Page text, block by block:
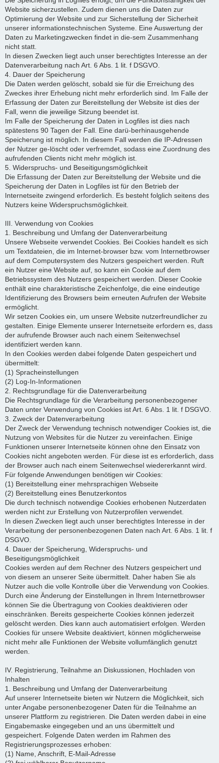
Website sicherzustellen. Zudem dienen uns die Daten zur
Optimierung der Website und zur Sicherstellung der Sicherheit
unserer informationstechnischen Systeme. Eine Auswertung der
Daten zu Marketingzwecken findet in die-sem Zusammenhang
nicht statt.
In diesen Zwecken liegt auch unser berechtigtes Interesse an der
Datenverarbeitung nach Art. 6 Abs. 1 lit. f DSGVO.
4. Dauer der Speicherung
Die Daten werden gelöscht, sobald sie für die Erreichung des
Zweckes ihrer Erhebung nicht mehr erforderlich sind. Im Falle der
Erfassung der Daten zur Bereitstellung der Website ist dies der
Fall, wenn die jeweilige Sitzung beendet ist.
Im Falle der Speicherung der Daten in Logfiles ist dies nach
spätestens 90 Tagen der Fall. Eine darü-berhinausgehende
Speicherung ist möglich. In diesem Fall werden die IP-Adressen
der Nutzer ge-löscht oder verfremdet, sodass eine Zuordnung des
aufrufenden Clients nicht mehr möglich ist.
5. Widerspruchs- und Beseitigungsmöglichkeit
Die Erfassung der Daten zur Bereitstellung der Website und die
Speicherung der Daten in Logfiles ist für den Betrieb der
Internetseite zwingend erforderlich. Es besteht folglich seitens des
Nutzers keine Widerspruchsmöglichkeit.
III. Verwendung von Cookies
1. Beschreibung und Umfang der Datenverarbeitung
Unsere Webseite verwendet Cookies. Bei Cookies handelt es sich
um Textdateien, die im Internet-browser bzw. vom Internetbrowser
auf dem Computersystem des Nutzers gespeichert werden. Ruft
ein Nutzer eine Website auf, so kann ein Cookie auf dem
Betriebssystem des Nutzers gespeichert werden. Dieser Cookie
enthält eine charakteristische Zeichenfolge, die eine eindeutige
Identifizierung des Browsers beim erneuten Aufrufen der Website
ermöglicht.
Wir setzen Cookies ein, um unsere Website nutzerfreundlicher zu
gestalten. Einige Elemente unserer Internetseite erfordern es, dass
der aufrufende Browser auch nach einem Seitenwechsel
identifiziert werden kann.
In den Cookies werden dabei folgende Daten gespeichert und
übermittelt:
(1) Spracheinstellungen
(2) Log-In-Informationen
2. Rechtsgrundlage für die Datenverarbeitung
Die Rechtsgrundlage für die Verarbeitung personenbezogener
Daten unter Verwendung von Cookies ist Art. 6 Abs. 1 lit. f DSGVO.
3. Zweck der Datenverarbeitung
Der Zweck der Verwendung technisch notwendiger Cookies ist, die
Nutzung von Websites für die Nutzer zu vereinfachen. Einige
Funktionen unserer Internetseite können ohne den Einsatz von
Cookies nicht angeboten werden. Für diese ist es erforderlich, dass
der Browser auch nach einem Seitenwechsel wiedererkannt wird.
Für folgende Anwendungen benötigen wir Cookies:
(1) Bereitstellung einer mehrsprachigen Webseite
(2) Bereitstellung eines Benutzerkontos
Die durch technisch notwendige Cookies erhobenen Nutzerdaten
werden nicht zur Erstellung von Nutzerprofilen verwendet.
In diesen Zwecken liegt auch unser berechtigtes Interesse in der
Verarbeitung der personenbezogenen Daten nach Art. 6 Abs. 1 lit. f
DSGVO.
4. Dauer der Speicherung, Widerspruchs- und
Beseitigungsmöglichkeit
Cookies werden auf dem Rechner des Nutzers gespeichert und
von diesem an unserer Seite übermittelt. Daher haben Sie als
Nutzer auch die volle Kontrolle über die Verwendung von Cookies.
Durch eine Änderung der Einstellungen in Ihrem Internetbrowser
können Sie die Übertragung von Cookies deaktivieren oder
einschränken. Bereits gespeicherte Cookies können jederzeit
gelöscht werden. Dies kann auch automatisiert erfolgen. Werden
Cookies für unsere Website deaktiviert, können möglicherweise
nicht mehr alle Funktionen der Website vollumfänglich genutzt
werden.
IV. Registrierung, Teilnahme an Diskussionen, Hochladen von
Inhalten
1. Beschreibung und Umfang der Datenverarbeitung
Auf unserer Internetseite bieten wir Nutzern die Möglichkeit, sich
unter Angabe personenbezogener Daten für die Teilnahme an
unserer Plattform zu registrieren. Die Daten werden dabei in eine
Eingabemaske eingegeben und an uns übermittelt und
gespeichert. Folgende Daten werden im Rahmen des
Registrierungsprozesses erhoben:
(1) Name, Anschrift, E-Mail-Adresse